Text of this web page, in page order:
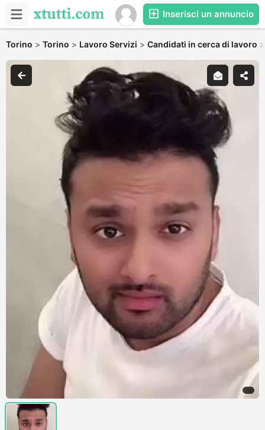
Inserisci un annuncio
Torino > Torino > Lavoro Servizi > Candidati in cerca di lavoro